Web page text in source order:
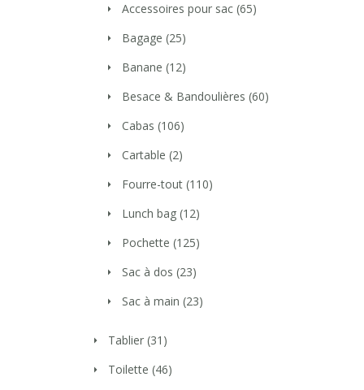
Accessoires pour sac (65)
Bagage (25)
Banane (12)
Besace & Bandoulières (60)
Cabas (106)
Cartable (2)
Fourre-tout (110)
Lunch bag (12)
Pochette (125)
Sac à dos (23)
Sac à main (23)
Tablier (31)
Toilette (46)